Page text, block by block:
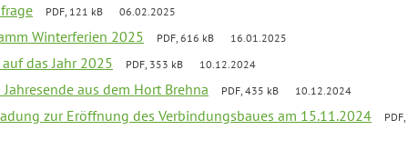
PDF, 121 kB 06.02.2025
Winterferien 2025 PDF, 616 kB 16.01.2025
das Jahr 2025 PDF, 353 kB 10.12.2024
aus dem Hort Brehna PDF, 435 kB 10.12.2024
zur Eröffnung des Verbindungsbaues am 15.11.2024